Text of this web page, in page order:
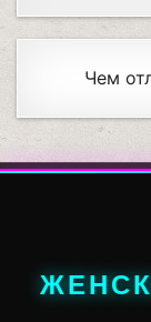
Чем